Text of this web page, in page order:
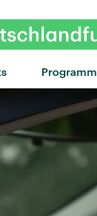
Programm
"Hit